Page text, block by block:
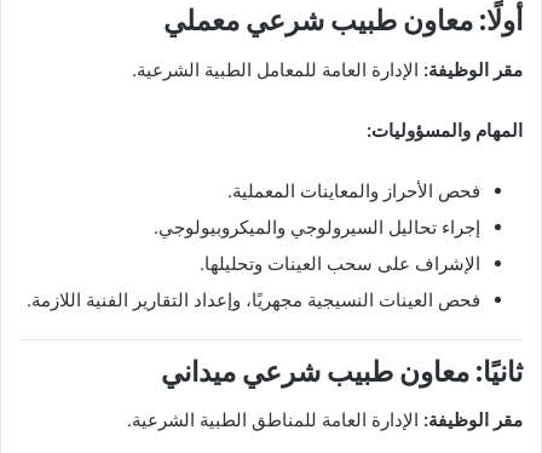
أولًا: معاون طبيب شرعي معملي
مقر الوظيفة: الإدارة العامة للمعامل الطبية الشرعية.
المهام والمسؤوليات:
فحص الأحراز والمعاينات المعملية.
إجراء تحاليل السيرولوجي والميكروبيولوجي.
الإشراف على سحب العينات وتحليلها.
فحص العينات النسيجية مجهريًا، وإعداد التقارير الفنية اللازمة.
ثانيًا: معاون طبيب شرعي ميداني
مقر الوظيفة: الإدارة العامة للمناطق الطبية الشرعية.